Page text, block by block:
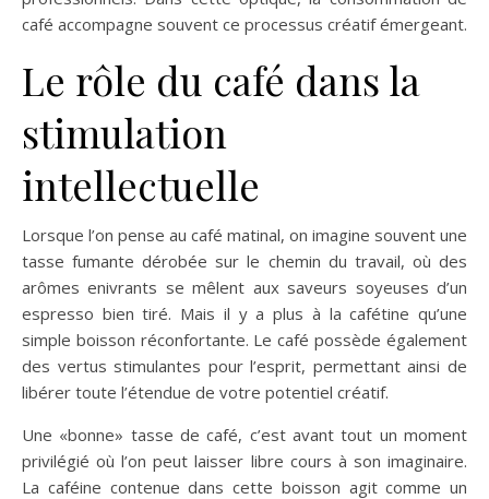
café accompagne souvent ce processus créatif émergeant.
Le rôle du café dans la
stimulation
intellectuelle
Lorsque l’on pense au café matinal, on imagine souvent une
tasse fumante dérobée sur le chemin du travail, où des
arômes enivrants se mêlent aux saveurs soyeuses d’un
espresso bien tiré. Mais il y a plus à la cafétine qu’une
simple boisson réconfortante. Le café possède également
des vertus stimulantes pour l’esprit, permettant ainsi de
libérer toute l’étendue de votre potentiel créatif.
Une «bonne» tasse de café, c’est avant tout un moment
privilégié où l’on peut laisser libre cours à son imaginaire.
La caféine contenue dans cette boisson agit comme un